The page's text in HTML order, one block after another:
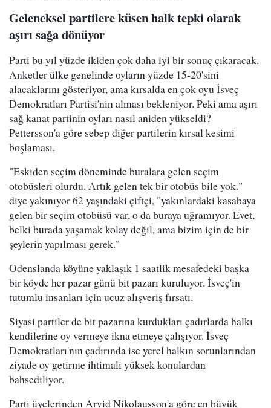
Geleneksel partilere küsen halk tepki olarak
aşırı sağa dönüyor
Parti bu yıl yüzde ikiden çok daha iyi bir sonuç çıkaracak.
Anketler ülke genelinde oyların yüzde 15-20'sini
alacaklarını gösteriyor, ama kırsalda en çok oyu İsveç
Demokratları Partisi'nin alması bekleniyor. Peki ama aşırı
sağ kanat partinin oyları nasıl aniden yükseldi?
Pettersson'a göre sebep diğer partilerin kırsal kesimi
boşlaması.
"Eskiden seçim döneminde buralara gelen seçim
otobüsleri olurdu. Artık gelen tek bir otobüs bile yok."
diye yakınıyor 62 yaşındaki çiftçi, "yakınlardaki kasabaya
gelen bir seçim otobüsü var, o da buraya uğramıyor. Evet,
belki burada yaşamak kolay değil, ama bizim için de bir
şeylerin yapılması gerek."
Odenslanda köyüne yaklaşık 1 saatlik mesafedeki başka
bir köyde her pazar günü bit pazarı kuruluyor. İsveç'in
tutumlu insanları için ucuz alışveriş fırsatı.
Siyasi partiler de bit pazarına kurdukları çadırlarda halkı
kendilerine oy vermeye ikna etmeye çalışıyor. İsveç
Demokratları'nın çadırında ise yerel halkın sorunlarından
ziyade oy getirme ihtimali yüksek konulardan
bahsediliyor.
Parti üyelerinden Arvid Nikolausson'a göre en büyük